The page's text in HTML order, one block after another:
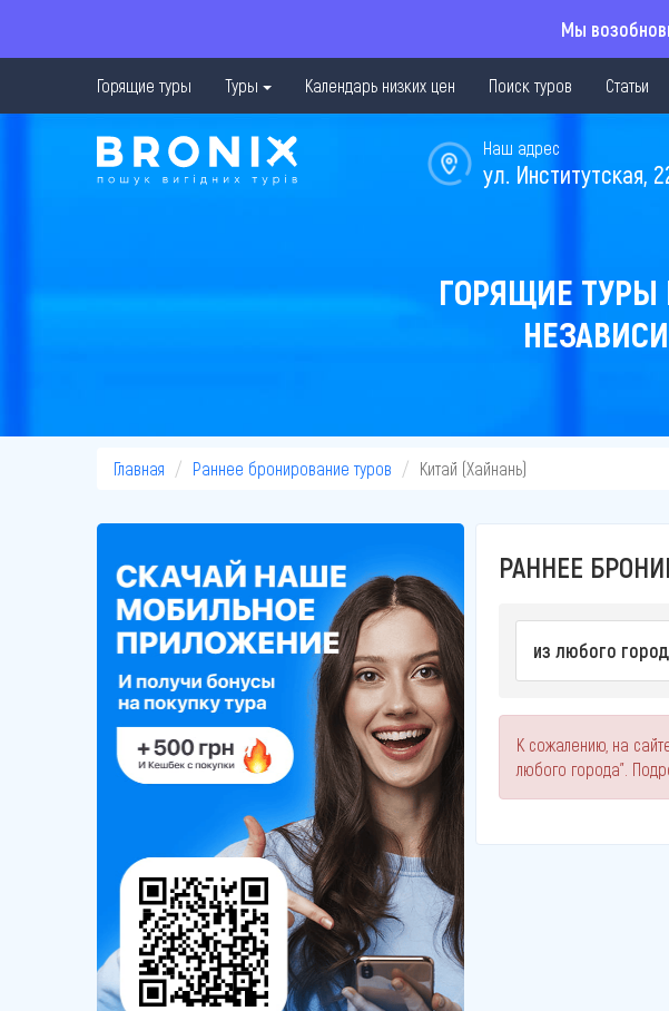
Мы
Горящие туры Туры Календарь низких цен Поиск туров Статьи
Наш адрес
ул. Институтская,
ГОРЯЩИЕ ТУРЫ
Главная Раннее бронирование туров Китай (Хайнань)
РАННЕЕ
из любого
К сожалению, на
любого города".